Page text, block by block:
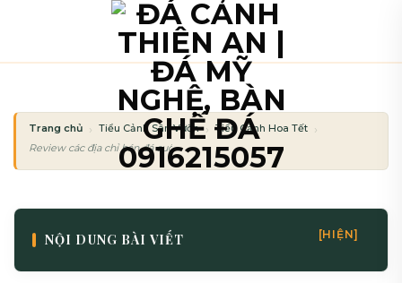
Trang chủ Tiểu Cảnh Sân Vườn
Tiểu Cảnh Hoa Tết
Review các địa chỉ bán đá cuội và đá cảnh làm tiểu cảnh tết uy tín
NỘI DUNG BÀI VIẾT [HIỆN]